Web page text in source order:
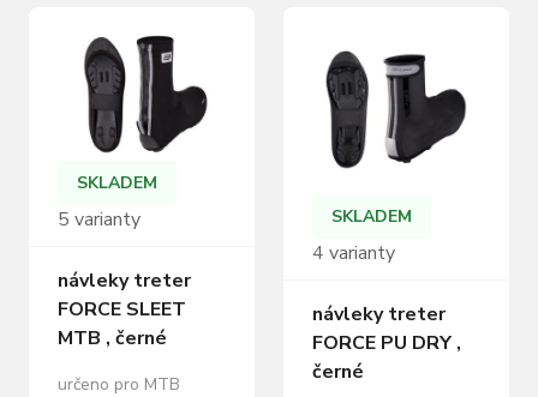
SKLADEM
5 varianty
návleky treter
FORCE SLEET
MTB , černé
určeno pro MTB
SKLADEM
4 varianty
návleky treter
FORCE PU DRY ,
černé